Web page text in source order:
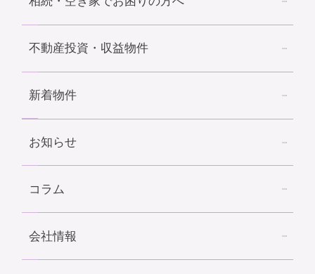
不動産投資・収益物件
新着物件
お知らせ
コラム
会社情報